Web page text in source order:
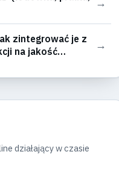
→
zintegrować je z
na jakość
→
działający w czasie